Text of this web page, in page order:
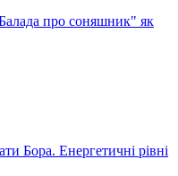
про соняшник" як
Бора. Енергетичні рівні